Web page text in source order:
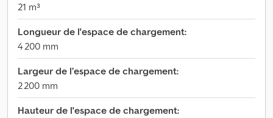
21 m³
Longueur de l'espace de chargement:
4 200 mm
Largeur de l’espace de chargement:
2 200 mm
Hauteur de l'espace de chargement: